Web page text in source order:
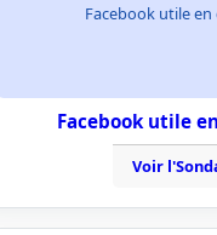
Facebook utile
Facebook utile
Voir